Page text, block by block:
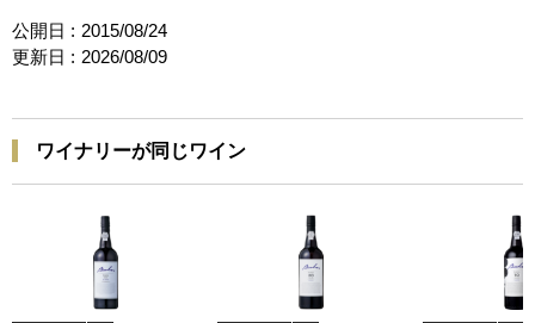
公開日 : 2015/08/24
更新日 : 2026/08/09
ワイナリーが同じワイン